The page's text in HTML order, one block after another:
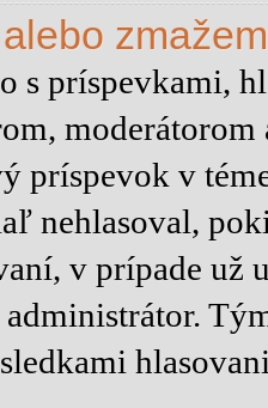
s príspevkami,
príspevok v
nehlasoval,
v prípade už